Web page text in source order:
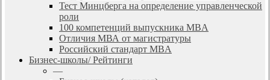
Тест Минцберга на определение управленческой
роли
100 компетенций выпускника MBA
Отличия МВА от магистратуры
Российский стандарт MBA
Бизнес-школы/ Рейтинги
—